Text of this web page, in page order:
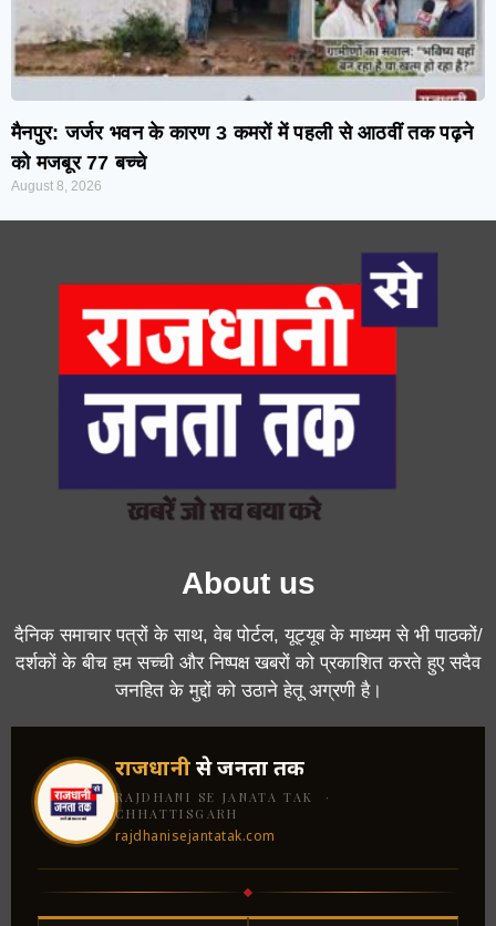
मैनपुर: जर्जर भवन के कारण 3 कमरों में पहली से आठवीं तक पढ़ने
को मजबूर 77 बच्चे
August 8, 2026
About us
दैनिक समाचार पत्रों के साथ, वेब पोर्टल, यूट्यूब के माध्यम से भी पाठकों/
दर्शकों के बीच हम सच्ची और निष्पक्ष खबरों को प्रकाशित करते हुए सदैव
जनहित के मुद्दों को उठाने हेतू अग्रणी है।
राजधानीसे जनता तक
RAJDHANI SE JANATA TAK ·
CHHATTISGARH
rajdhanisejantatak.com